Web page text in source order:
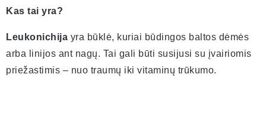
Kas tai yra?
Leukonichija yra būklė, kuriai būdingos baltos dėmės
arba linijos ant nagų. Tai gali būti susijusi su įvairiomis
priežastimis – nuo traumų iki vitaminų trūkumo.